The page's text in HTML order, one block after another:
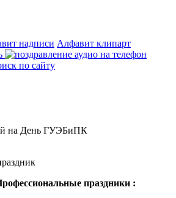
надписи Алфавит клипарт
на День ГУЭБиПК
праздники :